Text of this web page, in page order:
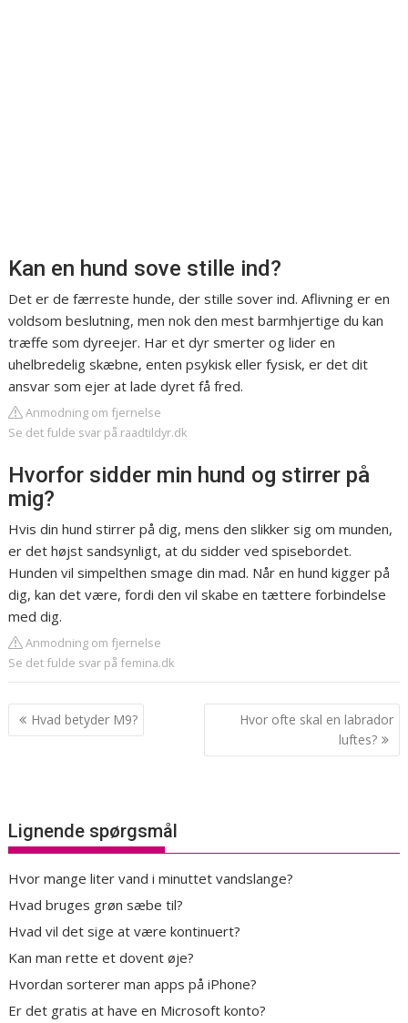
Kan en hund sove stille ind?
Det er de færreste hunde, der stille sover ind. Aflivning er en
voldsom beslutning, men nok den mest barmhjertige du kan
træffe som dyreejer. Har et dyr smerter og lider en
uhelbredelig skæbne, enten psykisk eller fysisk, er det dit
ansvar som ejer at lade dyret få fred.
Anmodning om fjernelse
Se det fulde svar på raadtildyr.dk
Hvorfor sidder min hund og stirrer på
mig?
Hvis din hund stirrer på dig, mens den slikker sig om munden,
er det højst sandsynligt, at du sidder ved spisebordet.
Hunden vil simpelthen smage din mad. Når en hund kigger på
dig, kan det være, fordi den vil skabe en tættere forbindelse
med dig.
Anmodning om fjernelse
Se det fulde svar på femina.dk
Indlægsnavigation
Hvad betyder M9?
Hvor ofte skal en labrador
luftes?
Lignende spørgsmål
Hvor mange liter vand i minuttet vandslange?
Hvad bruges grøn sæbe til?
Hvad vil det sige at være kontinuert?
Kan man rette et dovent øje?
Hvordan sorterer man apps på iPhone?
Er det gratis at have en Microsoft konto?